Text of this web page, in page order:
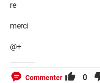
re
merci
@+
Commenter 0